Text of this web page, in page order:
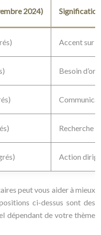
2024) Signification
Accent sur
Besoin
Recherche
Action
peut vous aider à mieux
ci-dessus sont des
dépendant de votre thème